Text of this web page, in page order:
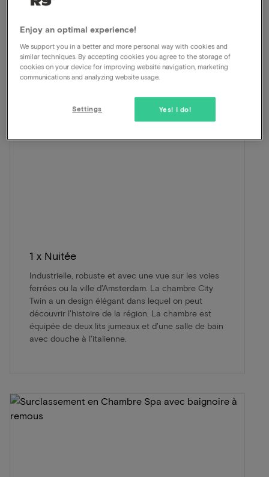
Cette formule pour 2 personnes comprend:
ViaLuxury et l'hôtel ont soigneusement mis au point
une belle formule.
1 x Nuitée
Industrielle, robuste et avec une vue sur les voies
ferrées ou la ville d'Amsterdam. La chambre City
Twin a un design élégant dans lequel on peut
découvrir l'histoire de la région. La chambre est
équipée de deux lits jumeaux et d'une salle de bain
avec douche à l'italienne.
Enjoy an optimal experience!
We support you in a better and more personal way with cookies and
similar techniques. By accepting cookies you agree to the storage of
cookies on your device for improving website navigation, marketing
communications and analyzing website usage.
Yes! I do!
Settings